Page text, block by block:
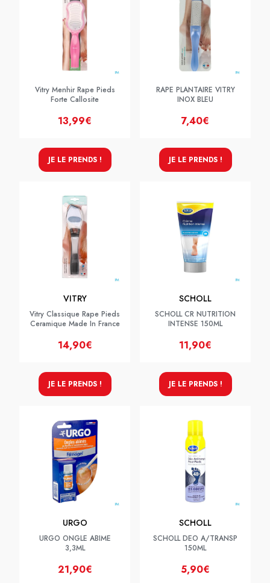
Vitry Menhir Rape Pieds
Forte Callosite
13,99€
JE LE PRENDS !
RAPE PLANTAIRE VITRY
INOX BLEU
7,40€
JE LE PRENDS !
VITRY
Vitry Classique Rape Pieds
Ceramique Made In France
14,90€
JE LE PRENDS !
SCHOLL
SCHOLL CR NUTRITION
INTENSE 150ML
11,90€
JE LE PRENDS !
URGO
URGO ONGLE ABIME
3,3ML
21,90€
SCHOLL
SCHOLL DEO A/TRANSP
150ML
5,90€